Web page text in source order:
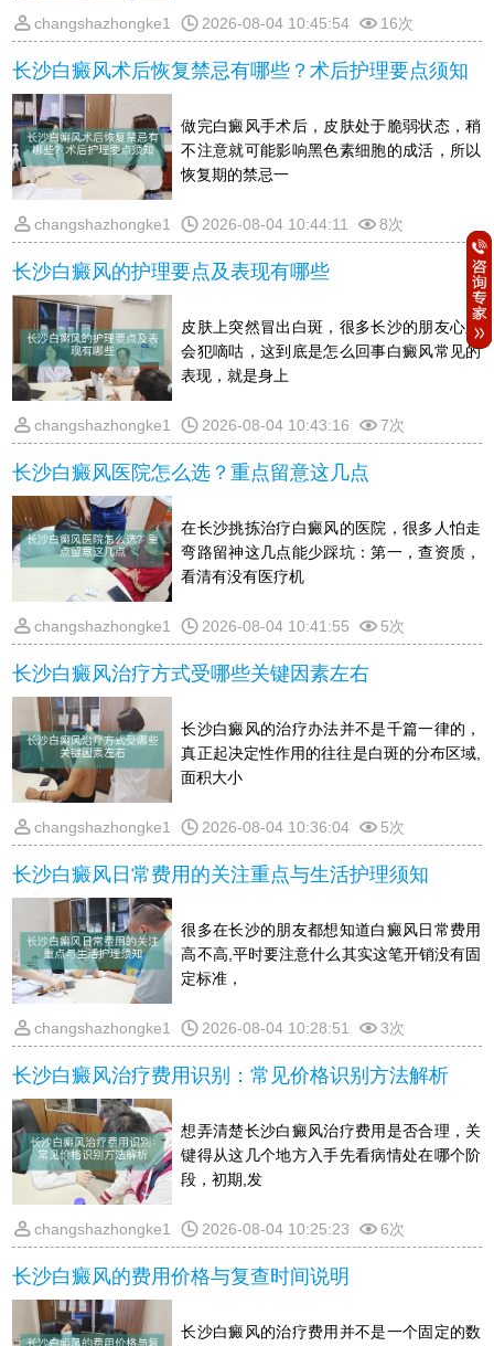
changshazhongke1 2026-08-04 10:45:54 16次
长沙白癜风术后恢复禁忌有哪些？术后护理要点须知
做完白癜风手术后，皮肤处于脆弱状态，稍
不注意就可能影响黑色素细胞的成活，所以
恢复期的禁忌一
changshazhongke1 2026-08-04 10:44:11 8次
长沙白癜风的护理要点及表现有哪些
皮肤上突然冒出白斑，很多长沙的朋友心里
会犯嘀咕，这到底是怎么回事白癜风常见的
表现，就是身上
changshazhongke1 2026-08-04 10:43:16 7次
长沙白癜风医院怎么选？重点留意这几点
在长沙挑拣治疗白癜风的医院，很多人怕走
弯路留神这几点能少踩坑：第一，查资质，
看清有没有医疗机
changshazhongke1 2026-08-04 10:41:55 5次
长沙白癜风治疗方式受哪些关键因素左右
长沙白癜风的治疗办法并不是千篇一律的，
真正起决定性作用的往往是白斑的分布区域,
面积大小
changshazhongke1 2026-08-04 10:36:04 5次
长沙白癜风日常费用的关注重点与生活护理须知
很多在长沙的朋友都想知道白癜风日常费用
高不高,平时要注意什么其实这笔开销没有固
定标准，
changshazhongke1 2026-08-04 10:28:51 3次
长沙白癜风治疗费用识别：常见价格识别方法解析
想弄清楚长沙白癜风治疗费用是否合理，关
键得从这几个地方入手先看病情处在哪个阶
段，初期,发
changshazhongke1 2026-08-04 10:25:23 6次
长沙白癜风的费用价格与复查时间说明
长沙白癜风的治疗费用并不是一个固定的数